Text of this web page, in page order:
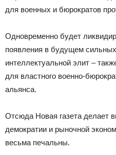
для военных и бюрократов
Одновременно будет
появления в будущем
интеллектуальной элит –
для властного военно-
альянса.
Отсюда Новая газета делает
демократии и рыночной
весьма печальны.